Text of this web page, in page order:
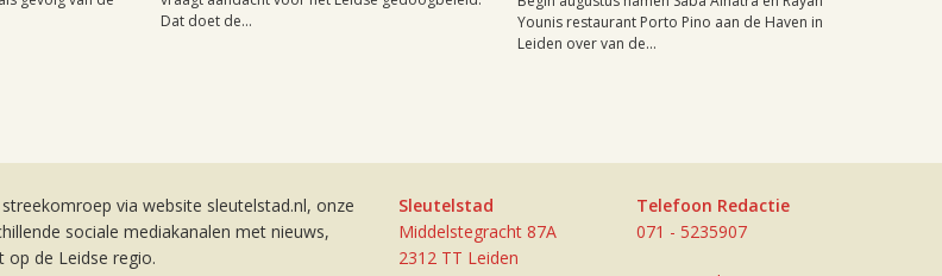
Dat doet de...
Younis restaurant Porto Pino aan de Haven in
Leiden over van de...
via website sleutelstad.nl, onze
sociale mediakanalen met nieuws,
de Leidse regio.
Sleutelstad
Middelstegracht 87A
2312 TT Leiden
Telefoon Redactie
071 - 5235907